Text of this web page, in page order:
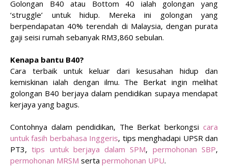
Golongan B40 atau Bottom 40 ialah golongan yang
‘struggle’ untuk hidup. Mereka ini golongan yang
berpendapatan 40% terendah di Malaysia, dengan purata
gaji seisi rumah sebanyak RM3,860 sebulan.
Kenapa bantu B40?
Cara terbaik untuk keluar dari kesusahan hidup dan
kemiskinan ialah dengan ilmu. The Berkat ingin melihat
golongan B40 berjaya dalam pendidikan supaya mendapat
kerjaya yang bagus.
Contohnya dalam pendidikan, The Berkat berkongsi cara
untuk fasih berbahasa Inggeris, tips menghadapi UPSR dan
PT3,tips untuk berjaya dalam SPM, permohonan SBP,
permohonan MRSM serta permohonan UPU.